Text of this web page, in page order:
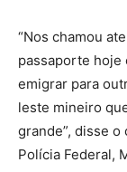
“Nos chamou
passaporte hoje
emigrar para
leste mineiro
grande”, disse
Polícia Federal,